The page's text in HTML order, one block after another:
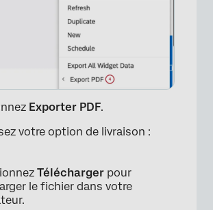
Exporter PDF.
votre option de livraison :
Télécharger pour
le fichier dans votre